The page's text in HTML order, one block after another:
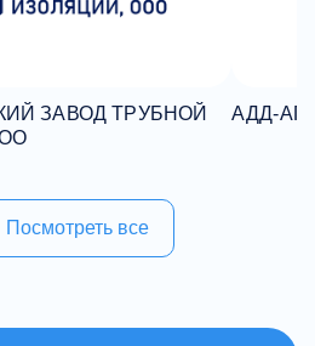
ЗАВОД ТРУБНОЙ
АДД-
Посмотреть все